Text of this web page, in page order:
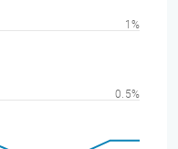
0.5%
1%